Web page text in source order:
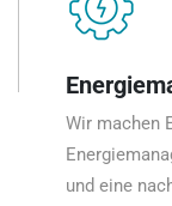
Wir machen
und eine